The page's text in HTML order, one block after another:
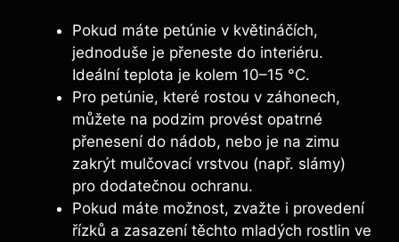
Pokud máte petúnie v květináčích,
jednoduše je přeneste do interiéru.
Ideální teplota je kolem 10–15 °C.
Pro petúnie, které rostou v záhonech,
můžete na podzim provést opatrné
přenesení do nádob, nebo je na zimu
zakrýt mulčovací vrstvou (např. slámy)
pro dodatečnou ochranu.
Pokud máte možnost, zvažte i provedení
řízků a zasazení těchto mladých rostlin ve